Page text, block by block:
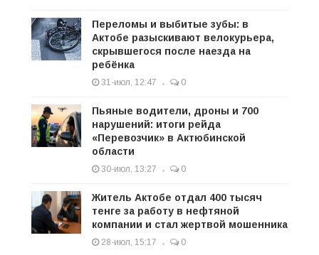
Переломы и выбитые зубы: в
Актобе разыскивают велокурьера,
скрывшегося после наезда на
ребёнка
31-июл, 12:47 0
Пьяные водители, дроны и 700
нарушений: итоги рейда
«Перевозчик» в Актюбинской
области
30-июл, 13:27 0
Житель Актобе отдал 400 тысяч
тенге за работу в нефтяной
компании и стал жертвой мошенника
28-июл, 15:17 0